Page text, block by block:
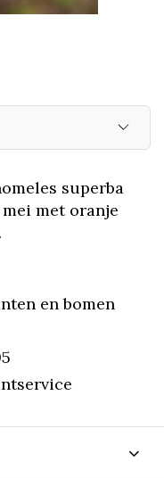
superba
met oranje
en bomen